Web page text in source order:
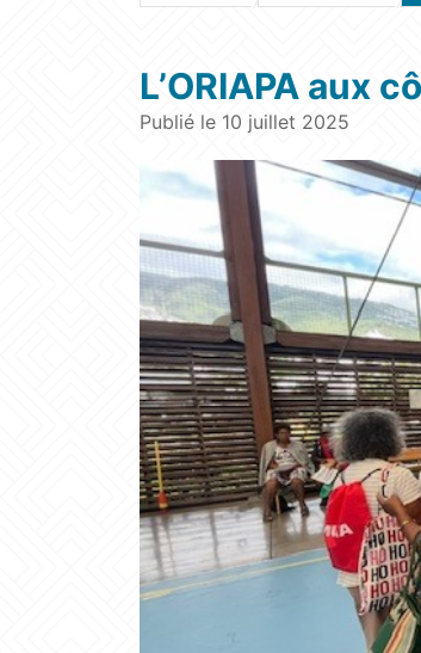
L’ORIAPA aux
Publié le 10 juillet 2025